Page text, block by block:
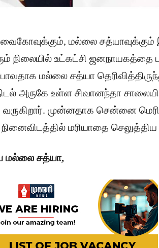
மல்லை சத்யாவுக்கும்
நிலையில் உட்கட்சி ஜனநாயகத்தை
மல்லை சத்யா
அருகே உள்ள சிவானந்தா
முன்னதாக சென்னை
மரியாதை செலுத்திய
மல்லை சத்யா,